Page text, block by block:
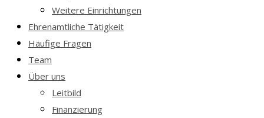
Weitere Einrichtungen
Ehrenamtliche Tätigkeit
Häufige Fragen
Team
Über uns
Leitbild
Finanzierung